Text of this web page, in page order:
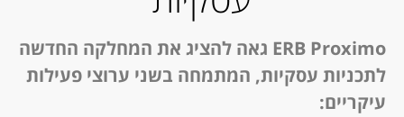
ERB Proximo גאה להציג את המחלקה החדשה
לתכניות עסקיות, המתמחה בשני ערוצי פעילות
עיקריים: